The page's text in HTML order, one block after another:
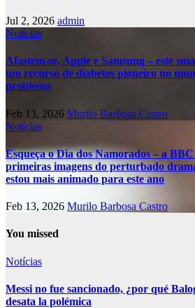
Jul 2, 2026 admin
Notícias
Afastem-se, Apple e Samsung – este
um recurso de diabetes pioneiro no
problema
Feb 13, 2026 Murilo Barbosa Castro
Notícias
Esqueça o Dia dos Namorados – a
primeiras imagens do perturbado
estou mais animado para este ano
Feb 13, 2026 Murilo Barbosa Castro
You missed
Notícias
Messi no fue sancionado, ¿por qué
desata la polémica